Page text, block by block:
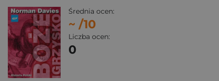
Średnia ocen:
~ /10
Liczba ocen:
0